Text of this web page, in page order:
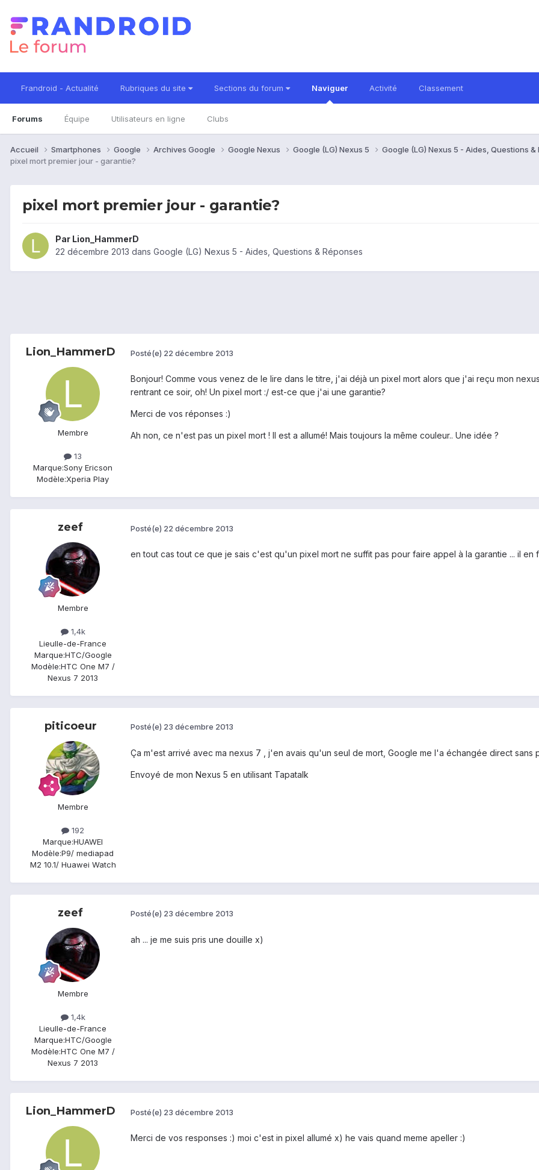
Frandroid - Actualité Rubriques du site Sections du forum Naviguer
Forums Équipe Utilisateurs en ligne Clubs
Activité Classement
Accueil Smartphones Google Archives Google Google Nexus Google (LG) Nexus 5
Google (LG) Nexus 5 - Aides, Questions &
pixel mort premier jour - garantie?
pixel mort premier jour - garantie?
Par Lion_HammerD
22 décembre 2013 dans Google (LG) Nexus 5 - Aides, Questions & Réponses
Lion_HammerD
Membre
13
Marque:Sony Ericson
Modèle:Xperia Play
Posté(e) 22 décembre 2013
Bonjour! Comme vous venez de le lire dans le titre, j'ai déjà un pixel mort alors que j'ai reçu mon
rentrant ce soir, oh! Un pixel mort :/ est-ce que j'ai une garantie?
Merci de vos réponses :)
Ah non, ce n'est pas un pixel mort ! Il est a allumé! Mais toujours la même couleur.. Une idée ?
zeef
Membre
1,4k
LieuIle-de-France
Marque:HTC/Google
Modèle:HTC One M7 /
Nexus 7 2013
Posté(e) 22 décembre 2013
en tout cas tout ce que je sais c'est qu'un pixel mort ne suffit pas pour faire appel à la garantie ... il en
piticoeur
Membre
192
Marque:HUAWEI
Modèle:P9/ mediapad
M2 10.1/ Huawei Watch
Posté(e) 23 décembre 2013
Ça m'est arrivé avec ma nexus 7 , j'en avais qu'un seul de mort, Google me l'a échangée direct sans
Envoyé de mon Nexus 5 en utilisant Tapatalk
zeef
Membre
1,4k
LieuIle-de-France
Marque:HTC/Google
Modèle:HTC One M7 /
Nexus 7 2013
Posté(e) 23 décembre 2013
ah ... je me suis pris une douille x)
Lion_HammerD Posté(e) 23 décembre 2013
Merci de vos responses :) moi c'est in pixel allumé x) he vais quand meme apeller :)